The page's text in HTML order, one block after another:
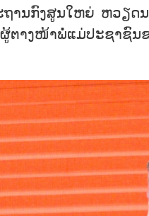
ານ​ກົງ​ສູນ​ໃຫຍ່ ຫວຽດ​
າງ​ໜ້າ​ພໍ່​ແມ່​ປະ​ຊາ​ຊົນ